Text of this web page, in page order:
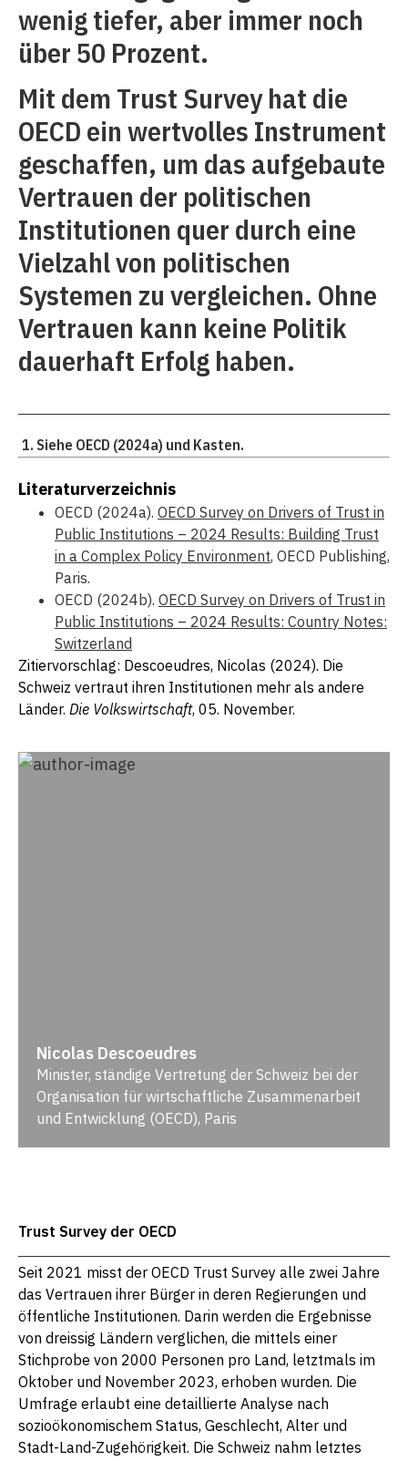
wenig tiefer, aber immer noch
über 50 Prozent.
Mit dem Trust Survey hat die
OECD ein wertvolles Instrument
geschaffen, um das aufgebaute
Vertrauen der politischen
Institutionen quer durch eine
Vielzahl von politischen
Systemen zu vergleichen. Ohne
Vertrauen kann keine Politik
dauerhaft Erfolg haben.
Siehe OECD (2024a) und Kasten.
Literaturverzeichnis
OECD (2024a). OECD Survey on Drivers of Trust in
Public Institutions – 2024 Results: Building Trust
in a Complex Policy Environment, OECD Publishing,
Paris.
OECD (2024b). OECD Survey on Drivers of Trust in
Public Institutions – 2024 Results: Country Notes:
Switzerland
Zitiervorschlag: Descoeudres, Nicolas (2024). Die
Schweiz vertraut ihren Institutionen mehr als andere
Länder. Die Volkswirtschaft, 05. November.
Nicolas Descoeudres
Minister, ständige Vertretung der Schweiz bei der
Organisation für wirtschaftliche Zusammenarbeit
und Entwicklung (OECD), Paris
Trust Survey der OECD
Seit 2021 misst der OECD Trust Survey alle zwei Jahre
das Vertrauen ihrer Bürger in deren Regierungen und
öffentliche Institutionen. Darin werden die Ergebnisse
von dreissig Ländern verglichen, die mittels einer
Stichprobe von 2000 Personen pro Land, letztmals im
Oktober und November 2023, erhoben wurden. Die
Umfrage erlaubt eine detaillierte Analyse nach
sozioökonomischem Status, Geschlecht, Alter und
Stadt-Land-Zugehörigkeit. Die Schweiz nahm letztes